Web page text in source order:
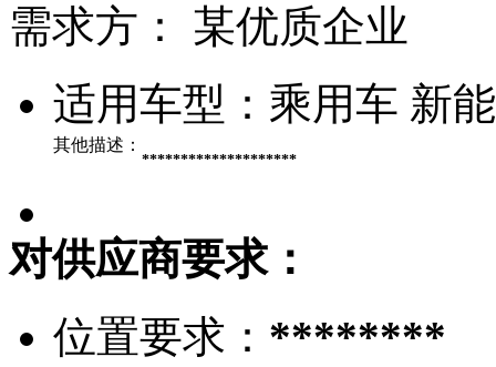
需求方：
某优质企业
适用车型： 乘用车 新
其他描述：
********************
对供应商要求：
位置要求： ********